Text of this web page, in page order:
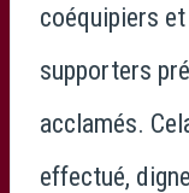
coéquipiers
supporters
acclamés.
effectué,